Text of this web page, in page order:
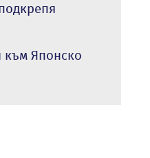
към Японско